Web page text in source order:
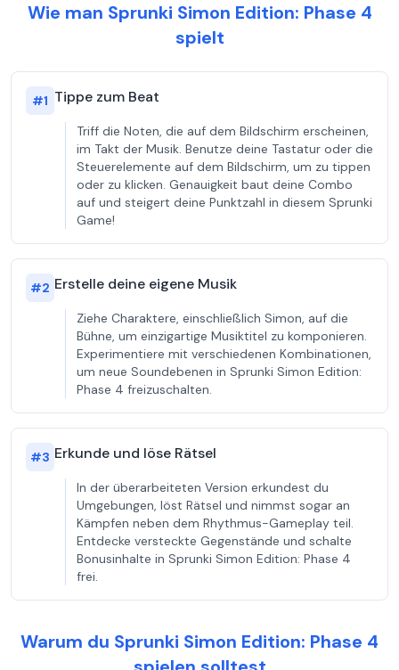
Wie man Sprunki Simon Edition: Phase 4
spielt
#1 Tippe zum Beat
Triff die Noten, die auf dem Bildschirm erscheinen,
im Takt der Musik. Benutze deine Tastatur oder die
Steuerelemente auf dem Bildschirm, um zu tippen
oder zu klicken. Genauigkeit baut deine Combo
auf und steigert deine Punktzahl in diesem Sprunki
Game!
#2 Erstelle deine eigene Musik
Ziehe Charaktere, einschließlich Simon, auf die
Bühne, um einzigartige Musiktitel zu komponieren.
Experimentiere mit verschiedenen Kombinationen,
um neue Soundebenen in Sprunki Simon Edition:
Phase 4 freizuschalten.
#3 Erkunde und löse Rätsel
In der überarbeiteten Version erkundest du
Umgebungen, löst Rätsel und nimmst sogar an
Kämpfen neben dem Rhythmus-Gameplay teil.
Entdecke versteckte Gegenstände und schalte
Bonusinhalte in Sprunki Simon Edition: Phase 4
frei.
Warum du Sprunki Simon Edition: Phase 4